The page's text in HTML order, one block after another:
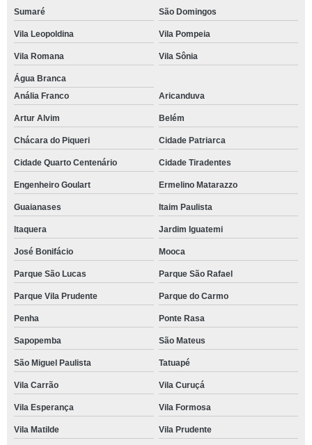
Sumaré São Domingos
Vila Leopoldina Vila Pompeia
Vila Romana Vila Sônia
Água Branca
Anália Franco
Aricanduva
Artur Alvim Belém
Chácara do Piqueri Cidade Patriarca
Cidade Quarto Centenário Cidade Tiradentes
Engenheiro Goulart Ermelino Matarazzo
Guaianases Itaim Paulista
Itaquera Jardim Iguatemi
José Bonifácio Mooca
Parque São Lucas Parque São Rafael
Parque Vila Prudente Parque do Carmo
Penha Ponte Rasa
Sapopemba São Mateus
São Miguel Paulista Tatuapé
Vila Carrão Vila Curuçá
Vila Esperança Vila Formosa
Vila Matilde Vila Prudente